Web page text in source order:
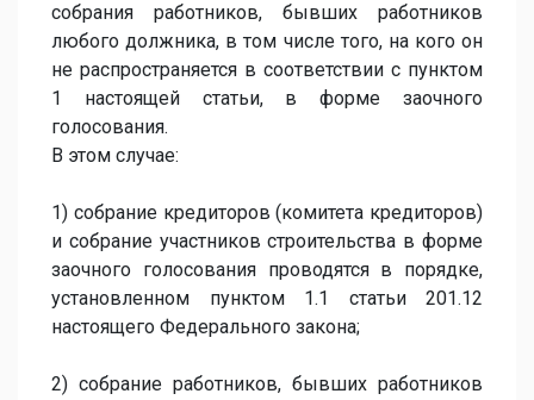
собрания работников, бывших работников
любого должника, в том числе того, на кого он
не распространяется в соответствии с пунктом
1 настоящей статьи, в форме заочного
голосования.
В этом случае:
1) собрание кредиторов (комитета кредиторов)
и собрание участников строительства в форме
заочного голосования проводятся в порядке,
установленном пунктом 1.1 статьи 201.12
настоящего Федерального закона;
2) собрание работников, бывших работников